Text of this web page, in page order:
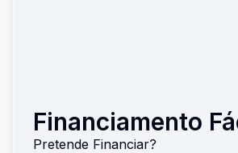
Financiamento
Pretende Financiar?